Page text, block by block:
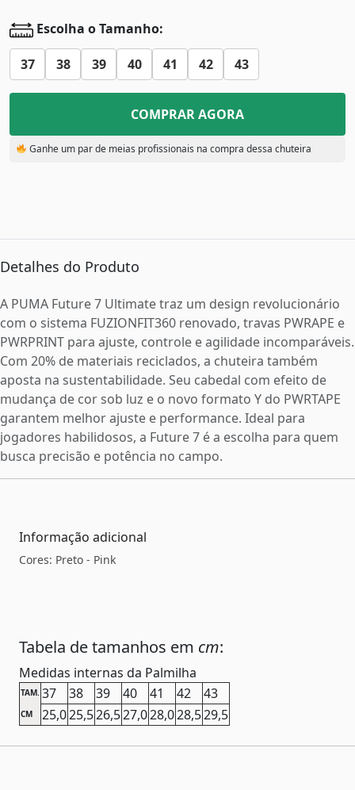
Escolha o Tamanho:
37 38 39 40 41 42 43
COMPRAR AGORA
Ganhe um par de meias profissionais na compra dessa chuteira
Detalhes do Produto
A PUMA Future 7 Ultimate traz um design revolucionário
com o sistema FUZIONFIT360 renovado, travas PWRAPE e
PWRPRINT para ajuste, controle e agilidade incomparáveis.
Com 20% de materiais reciclados, a chuteira também
aposta na sustentabilidade. Seu cabedal com efeito de
mudança de cor sob luz e o novo formato Y do PWRTAPE
garantem melhor ajuste e performance. Ideal para
jogadores habilidosos, a Future 7 é a escolha para quem
busca precisão e potência no campo.
Informação adicional
Cores: Preto - Pink
Tabela de tamanhos em cm:
Medidas internas da Palmilha
TAM. 37 38 39 40 41 42 43
CM 25,025,526,527,028,028,529,5